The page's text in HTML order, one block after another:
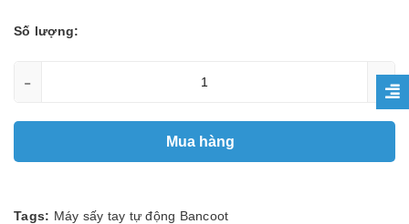
Số lượng:
-
Mua hàng
Tags: Máy sấy tay tự động Bancoot